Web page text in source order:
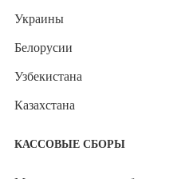
Украины
Белорусии
Узбекистана
Казахстана
КАССОВЫЕ СБОРЫ